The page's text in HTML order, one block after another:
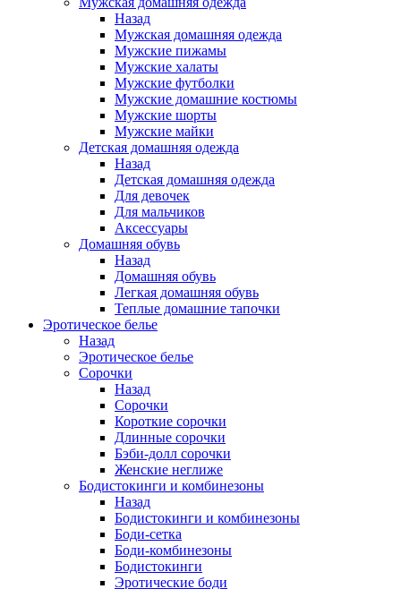
Назад
Мужская домашняя одежда
Мужские пижамы
Мужские халаты
Мужские футболки
Мужские домашние костюмы
Мужские шорты
Мужские майки
Детская домашняя одежда
Назад
Детская домашняя одежда
Для девочек
Для мальчиков
Аксессуары
Домашняя обувь
Назад
Домашняя обувь
Легкая домашняя обувь
Теплые домашние тапочки
Эротическое белье
Назад
Эротическое белье
Сорочки
Назад
Сорочки
Короткие сорочки
Длинные сорочки
Бэби-долл сорочки
Женские неглиже
Бодистокинги и комбинезоны
Назад
Бодистокинги и комбинезоны
Боди-сетка
Боди-комбинезоны
Бодистокинги
Эротические боди